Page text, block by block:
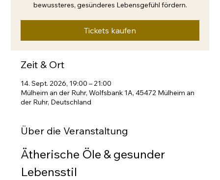
bewussteres, gesünderes Lebensgefühl fördern.
Tickets kaufen
Zeit & Ort
14. Sept. 2026, 19:00 – 21:00
Mülheim an der Ruhr, Wolfsbank 1A, 45472 Mülheim an
der Ruhr, Deutschland
Über die Veranstaltung
Ätherische Öle & gesunder
Lebensstil